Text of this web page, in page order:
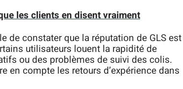
les clients en disent vraiment
de constater que la réputation de GLS est
utilisateurs louent la rapidité de
ou des problèmes de suivi des colis.
en compte les retours d’expérience dans